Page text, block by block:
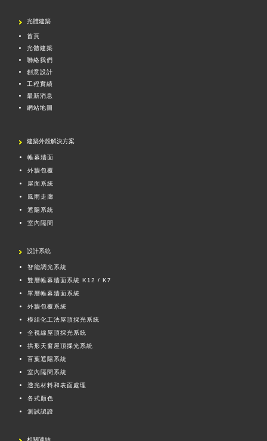
光體建築
首頁
光體建築
聯絡我們
創意設計
工程實績
最新消息
網站地圖
建築外殼解決方案
帷幕牆面
外牆包覆
屋面系統
風雨走廊
遮陽系統
室內隔間
設計系統
智能調光系統
雙層帷幕牆面系統 K12 / K7
單層帷幕牆面系統
外牆包覆系統
模組化工法屋頂採光系統
全視線屋頂採光系統
拱形天窗屋頂採光系統
百葉遮陽系統
室內隔間系統
透光材料和表面處理
各式顏色
測試認證
相關連結